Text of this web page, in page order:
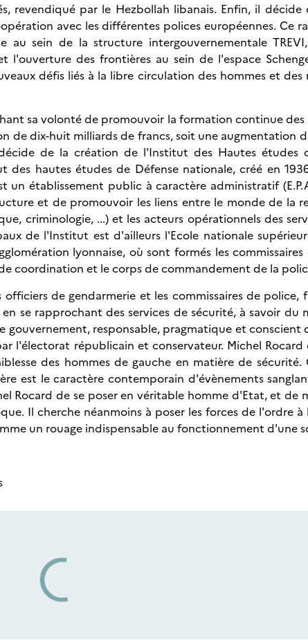
revendiqué par le Hezbollah libanais. Enfin, il décide
avec les différentes polices européennes. Ce
au sein de la structure intergouvernementale
l'ouverture des frontières au sein de l'espace
défis liés à la libre circulation des hommes et des
sa volonté de promouvoir la formation continue des
de dix-huit milliards de francs, soit une augmentation
de la création de l'Institut des Hautes études
des hautes études de Défense nationale, créé en
un établissement public à caractère administratif
et de promouvoir les liens entre le monde de la
criminologie, ...) et les acteurs opérationnels des
de l'Institut est d'ailleurs l'Ecole nationale
lyonnaise, où sont formés les
coordination et le corps de commandement de la
de gendarmerie et les commissaires de
se rapprochant des services de sécurité, à savoir du
gouvernement, responsable, pragmatique et conscient
l'électorat républicain et conservateur. Michel Rocard
des hommes de gauche en matière de
est le caractère contemporain d'évènements
Rocard de se poser en véritable homme d'Etat, et de
Il cherche néanmoins à poser les forces de l'ordre
un rouage indispensable au fonctionnement d'une